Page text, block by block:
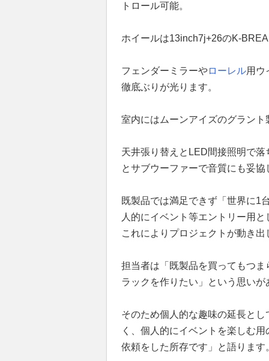
トロール可能。
ホイールは13inch7j+26のK-
フェンダーミラーやローレル用ウ
徹底ぶりが光ります。
室内にはムーンアイズのグラン
天井張り替えとLED間接照明で
とサブウーファーで音質にも妥協
既製品では満足できず「世界に1
人的にイベント等エントリー用
これによりプロジェクトが動き出
担当者は「既製品を買ってもつ
ラックを作りたい」という思いが
そのため個人的な趣味の延長と
く、個人的にイベントを楽しむ
依頼をした所存です」と語ります